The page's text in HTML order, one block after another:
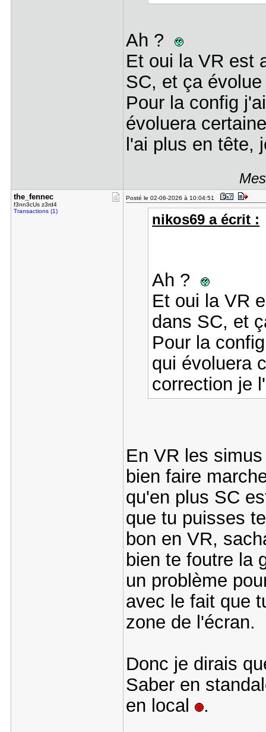
Ah ?
Et oui la VR est
SC, et ça
Pour la config
évoluera
l'ai plus en tête,
the_fennec
f3nn3cUs z3rd4
Transactions (1)
Posté le 02-06-2026 à 10:04:51
nikos69 a écrit :
Ah ?
Et oui la VR
dans SC, et
Pour la
qui évoluera
correction je
En VR les
bien faire
qu'en plus SC
que tu puisses
bon en VR,
bien te foutre la
un problème
avec le fait que
zone de l'écran.
Donc je dirais
Saber en
en local
.